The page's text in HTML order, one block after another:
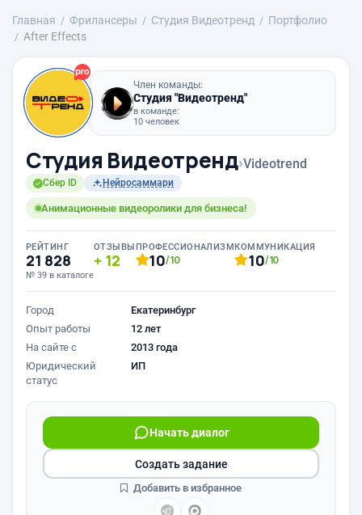
Главная Фрилансеры Студия Видеотренд
Портфолио
After Effects
Член команды:
Студия "Видеотренд"
в команде:
10 человек
Студия Видеотренд›Videotrend
Сбер ID Нейросаммари
Анимационные видеоролики для бизнеса!
РЕЙТИНГ
21 828
№ 39 в каталоге
ОТЗЫВЫ
12
ПРОФЕССИОНАЛИЗМ
10/10
КОММУНИКАЦИЯ
10/10
Город
Екатеринбург
Опыт работы
12 лет
На сайте с
2013 года
Юридический
статус
ИП
Начать диалог
Создать задание
Добавить в избранное